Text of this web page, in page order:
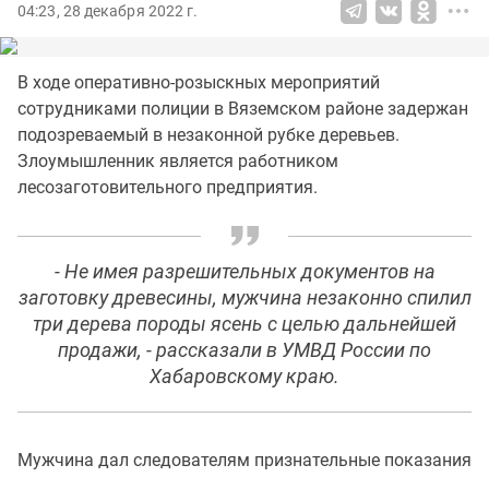
04:23, 28 декабря 2022 г.
В ходе оперативно-розыскных мероприятий
сотрудниками полиции в Вяземском районе задержан
подозреваемый в незаконной рубке деревьев.
Злоумышленник является работником
лесозаготовительного предприятия.
- Не имея разрешительных документов на
заготовку древесины, мужчина незаконно спилил
три дерева породы ясень с целью дальнейшей
продажи, - рассказали в УМВД России по
Хабаровскому краю.
Мужчина дал следователям признательные показания